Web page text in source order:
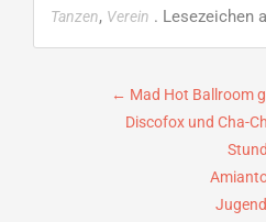
Tanzen, Verein . Lesezeichen
← Mad Hot Ballroom
Discofox und Cha-